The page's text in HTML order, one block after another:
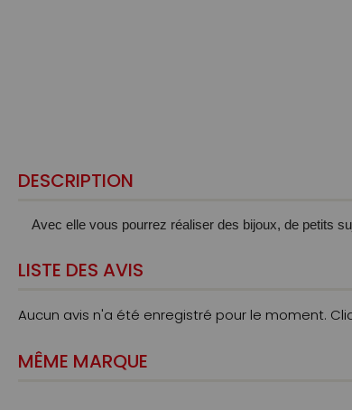
DESCRIPTION
Avec elle vous pourrez réaliser des bijoux, de petits
LISTE DES AVIS
Aucun avis n'a été enregistré pour le moment.
MÊME MARQUE